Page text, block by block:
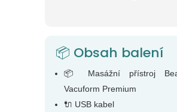
📦 Obsah balení
📦 Masážní přístroj
Vacuform Premium
🔌 USB kabel